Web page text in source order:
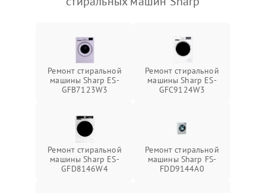
Ремонт стиральной
машины Sharp ES-
GFB7123W3
Ремонт стиральной
машины Sharp ES-
GFC9124W3
Ремонт стиральной
машины Sharp ES-
GFD8146W4
Ремонт стиральной
машины Sharp FS-
FDD9144A0